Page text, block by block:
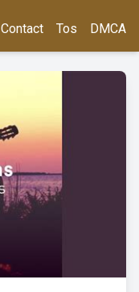
Contact Tos DMCA